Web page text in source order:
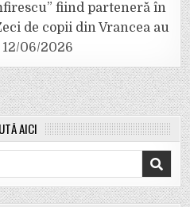
fiind parteneră în
de copii din Vrancea au
12/06/2026
AICI